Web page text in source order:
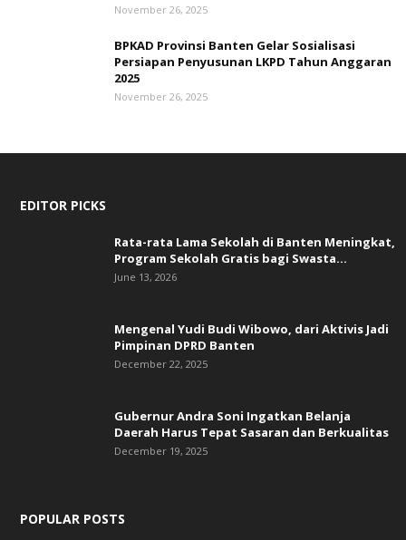
November 26, 2025
BPKAD Provinsi Banten Gelar Sosialisasi
Persiapan Penyusunan LKPD Tahun Anggaran
2025
November 26, 2025
EDITOR PICKS
Rata-rata Lama Sekolah di Banten Meningkat,
‎Program Sekolah Gratis bagi Swasta...
June 13, 2026
Mengenal Yudi Budi Wibowo, dari Aktivis Jadi
Pimpinan DPRD Banten
December 22, 2025
Gubernur Andra Soni Ingatkan Belanja
Daerah Harus Tepat Sasaran dan Berkualitas
December 19, 2025
POPULAR POSTS